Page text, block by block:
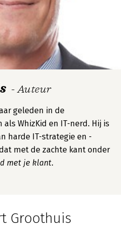
- Auteur
geleden in de
WhizKid en IT-nerd. Hij is
harde IT-strategie en -
met de zachte kant onder
met je klant.
Groothuis